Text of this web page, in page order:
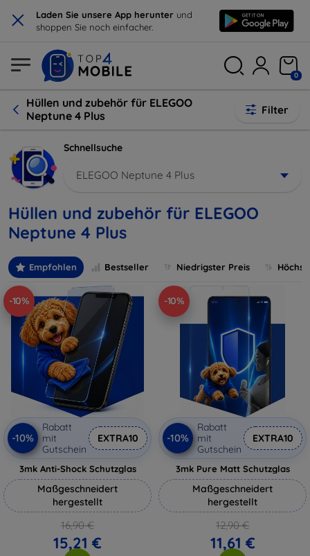
× Laden Sie unsere App herunter und
shoppen Sie noch einfacher.
0
Hüllen und zubehör für ELEGOO
Neptune 4 Plus
Filter
Schnellsuche
ELEGOO Neptune 4 Plus
Hüllen und zubehör für ELEGOO
Neptune 4 Plus
Empfohlen Bestseller Niedrigster Preis
-10%
-10%
Rabatt
mit
Gutschein
EXTRA10
3mk Anti-Shock Schutzglas
Maßgeschneidert
hergestellt
16,90 €
15,21 €
-10%
-10%
Rabatt
mit
Gutschein
EXTRA10
3mk Pure Matt Schutzglas
Maßgeschneidert
hergestellt
12,90 €
11,61 €